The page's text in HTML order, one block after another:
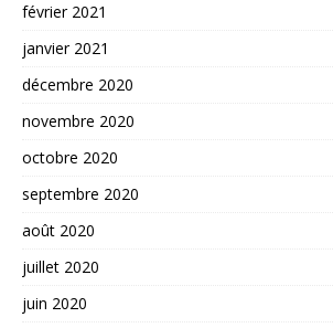
février 2021
janvier 2021
décembre 2020
novembre 2020
octobre 2020
septembre 2020
août 2020
juillet 2020
juin 2020